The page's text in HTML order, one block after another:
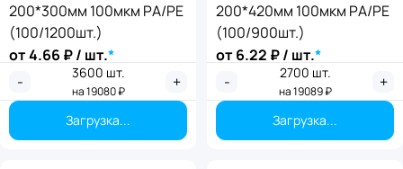
от до
Применить
от до
Применить
Применить
Применить
200*300мм 100мкм PА/PE
(100/1200шт.)
от4.66 ₽ / шт.*
- 3600 шт.
на19080₽ +
Загрузка...
200*420мм 100мкм PА/PE
(100/900шт.)
от6.22 ₽ / шт.*
- 2700 шт.
на19089₽ +
Загрузка...